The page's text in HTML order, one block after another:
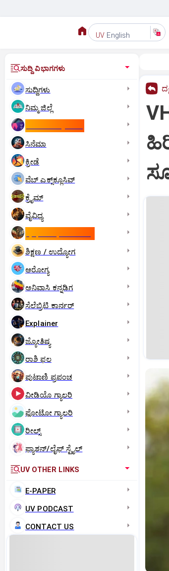
UV English
ಸುದ್ದಿ ವಿಭಾಗಗಳು
ಸುದ್ದಿಗಳು
ನಿಮ್ಮ ಜಿಲ್ಲೆ
ಸಿನೆಮಾ
ಕ್ರೀಡೆ
ವೆಬ್ ಎಕ್ಸ್‌ಕ್ಲೂಸಿವ್
ಕ್ರೈಮ್
ವೈವಿಧ್ಯ
ಶಿಕ್ಷಣ / ಉದ್ಯೋಗ
ಆರೋಗ್ಯ
ಅನಿವಾಸಿ ಕನ್ನಡಿಗ
ಸೆಲೆಬ್ರಿಟಿ ಕಾರ್ನರ್‌
Explainer
ಜ್ಯೋತಿಷ್ಯ
ರಾಶಿ ಫಲ
ಪುಟಾಣಿ ಪ್ರಪಂಚ
ವೀಡಿಯೊ ಗ್ಯಾಲರಿ
ಫೋಟೋ ಗ್ಯಾಲರಿ
ರೀಲ್ಸ್
ಫ್ಯಾಶನ್/ಲೈಫ್‌ ಸ್ಟೈಲ್
UV OTHER LINKS
E-PAPER
UV PODCAST
CONTACT US